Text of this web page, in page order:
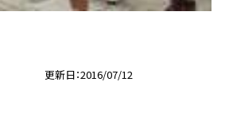
更新日 2016/07/12